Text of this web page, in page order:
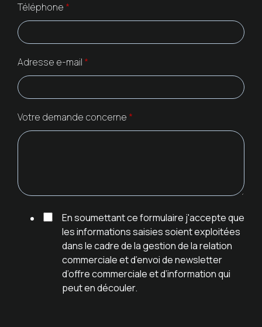
Téléphone *
Adresse e-mail *
Votre demande concerne *
En soumettant ce formulaire j'accepte que
les informations saisies soient exploitées
dans le cadre de la gestion de la relation
commerciale et d’envoi de newsletter
d’offre commerciale et d’information qui
peut en découler.